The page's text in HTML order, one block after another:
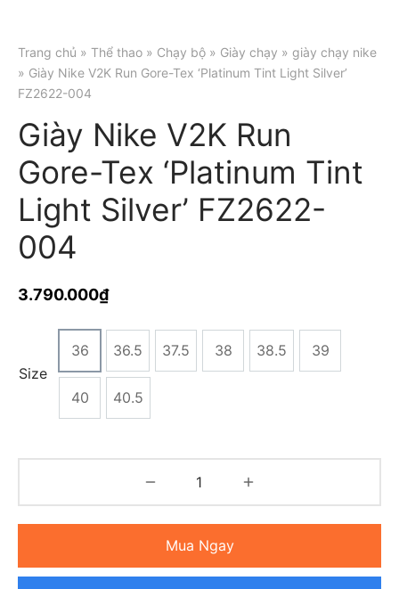
Trang chủ » Thể thao » Chạy bộ » Giày chạy » giày chạy nike
» Giày Nike V2K Run Gore-Tex ‘Platinum Tint Light Silver’
FZ2622-004
Giày Nike V2K Run
Gore-Tex ‘Platinum Tint
Light Silver’ FZ2622-
004
3.790.000₫
Size
36 36.5 37.5 38 38.5 39
40 40.5
Mua Ngay